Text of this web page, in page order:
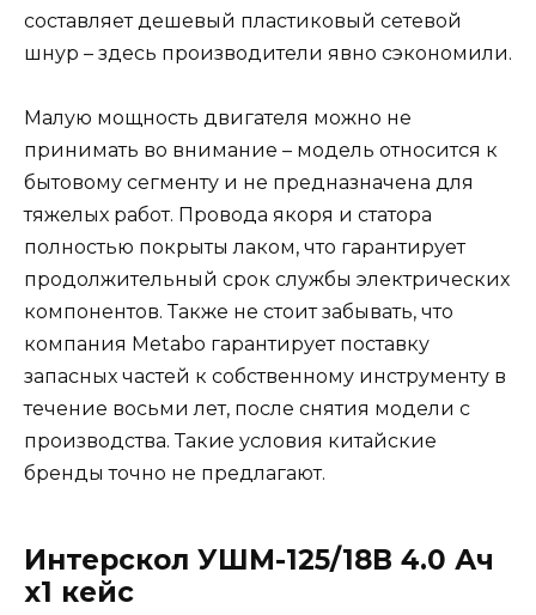
составляет дешевый пластиковый сетевой
шнур – здесь производители явно сэкономили.
Малую мощность двигателя можно не
принимать во внимание – модель относится к
бытовому сегменту и не предназначена для
тяжелых работ. Провода якоря и статора
полностью покрыты лаком, что гарантирует
продолжительный срок службы электрических
компонентов. Также не стоит забывать, что
компания Metabo гарантирует поставку
запасных частей к собственному инструменту в
течение восьми лет, после снятия модели с
производства. Такие условия китайские
бренды точно не предлагают.
Интерскол УШМ-125/18В 4.0 Ач
х1 кейс